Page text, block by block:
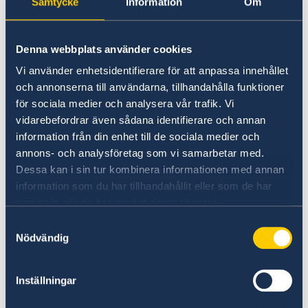
Denna webbplats använder cookies
Vi använder enhetsidentifierare för att anpassa innehållet
och annonserna till användarna, tillhandahålla funktioner
för sociala medier och analysera vår trafik. Vi
vidarebefordrar även sådana identifierare och annan
information från din enhet till de sociala medier och
annons- och analysföretag som vi samarbetar med.
Dessa kan i sin tur kombinera informationen med annan
information som du har tillhandahållit eller som de har
Nödvändig
Inställningar
Giltig legitimationför vårdnadshavare
Intyg om annat medborgarskap, om
tillämpligt
Intyg eller domstolsbeslut om barnet
endast har en vårdnadshavare
Ambassaden kan vid behov begära
kompletterande handlingar för att fastställa
identitet, vårdnad eller medborgarskap.
Avgifter
Avgiften för pass är
och betalas på
rekommenderas).